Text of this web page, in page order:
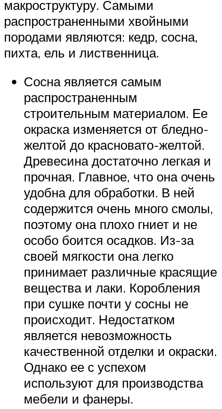
макроструктуру. Самыми
распространенными хвойными
породами являются: кедр, сосна,
пихта, ель и лиственница.
Сосна является самым
распространенным
строительным материалом. Ее
окраска изменяется от бледно-
желтой до красновато-желтой.
Древесина достаточно легкая и
прочная. Главное, что она очень
удобна для обработки. В ней
содержится очень много смолы,
поэтому она плохо гниет и не
особо боится осадков. Из-за
своей мягкости она легко
принимает различные красящие
вещества и лаки. Коробления
при сушке почти у сосны не
происходит. Недостатком
является невозможность
качественной отделки и окраски.
Однако ее с успехом
используют для производства
мебели и фанеры.